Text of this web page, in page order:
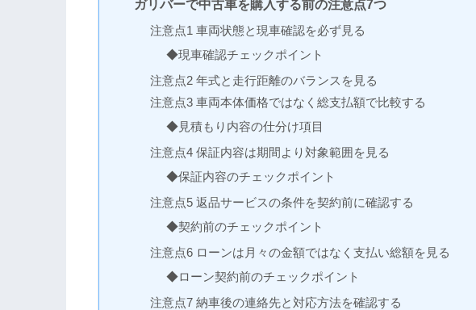
ガリバーで中古車を購入する前の注意点7つ
注意点1 車両状態と現車確認を必ず見る
◆現車確認チェックポイント
注意点2 年式と走行距離のバランスを見る
注意点3 車両本体価格ではなく総支払額で比較する
◆見積もり内容の仕分け項目
注意点4 保証内容は期間より対象範囲を見る
◆保証内容のチェックポイント
注意点5 返品サービスの条件を契約前に確認する
◆契約前のチェックポイント
注意点6 ローンは月々の金額ではなく支払い総額を見る
◆ローン契約前のチェックポイント
注意点7 納車後の連絡先と対応方法を確認する